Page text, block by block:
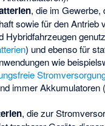
, die im Gewerbe,
sowie für den Antrieb
Hybridfahrzeugen
) und ebenso für
wie
immer Akkumulatoren
, die zur